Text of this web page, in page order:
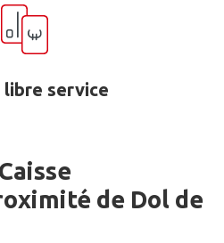
libre service
de Dol de